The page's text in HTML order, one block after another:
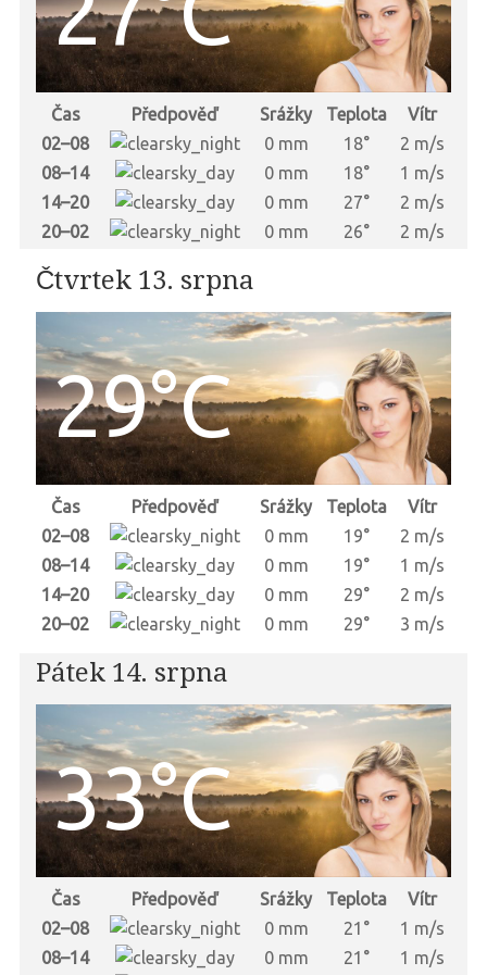
Čas Předpověď Srážky Teplota
Vítr
02–08
0 mm 18°
2 m/s
08–14
0 mm 18°
1 m/s
14–20
0 mm 27°
2 m/s
20–02
0 mm 26° 2 m/s
Čtvrtek 13. srpna
29°C
Čas Předpověď Srážky Teplota
Vítr
02–08
0 mm 19°
2 m/s
08–14
0 mm 19°
1 m/s
14–20
0 mm 29°
2 m/s
20–02
0 mm 29° 3 m/s
Pátek 14. srpna
33°C
Čas Předpověď Srážky Teplota
Vítr
02–08
0 mm 21°
1 m/s
08–14
0 mm 21°
1 m/s